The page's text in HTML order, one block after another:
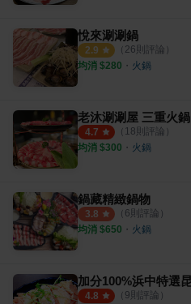
悅來涮涮鍋
2.9 （ 26則評論）
均消 $280 ・ 火鍋
老沐涮涮屋 三重火鍋
4.7 （ 18則評論）
均消 $300 ・ 火鍋
鍋藏精緻鍋物
3.8 （ 6則評論）
均消 $650 ・ 火鍋
4.8 （ 9則評論）